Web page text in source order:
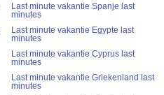
Last minute vakantie Spanje last
minutes
Last minute vakantie Egypte last
minutes
Last minute vakantie Cyprus last
minutes
Last minute vakantie Griekenland last
minutes